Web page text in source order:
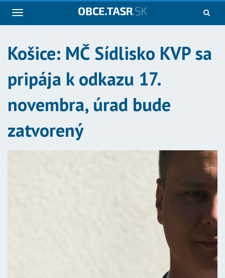
Navigácia
Košice: MČ Sídlisko KVP sa
pripája k odkazu 17.
novembra, úrad bude
zatvorený